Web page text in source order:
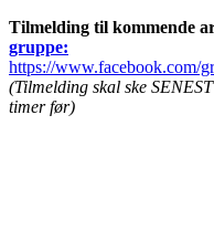
Tilmelding til kommende
gruppe:
https://www.facebook.com/
(Tilmelding skal ske
timer før)